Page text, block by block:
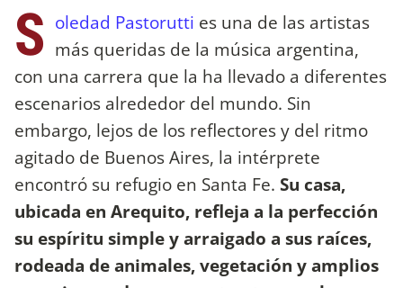
S oledad Pastorutti es una de las artistas
más queridas de la música argentina,
con una carrera que la ha llevado a diferentes
escenarios alrededor del mundo. Sin
embargo, lejos de los reflectores y del ritmo
agitado de Buenos Aires, la intérprete
encontró su refugio en Santa Fe. Su casa,
ubicada en Arequito, refleja a la perfección
su espíritu simple y arraigado a sus raíces,
rodeada de animales, vegetación y amplios